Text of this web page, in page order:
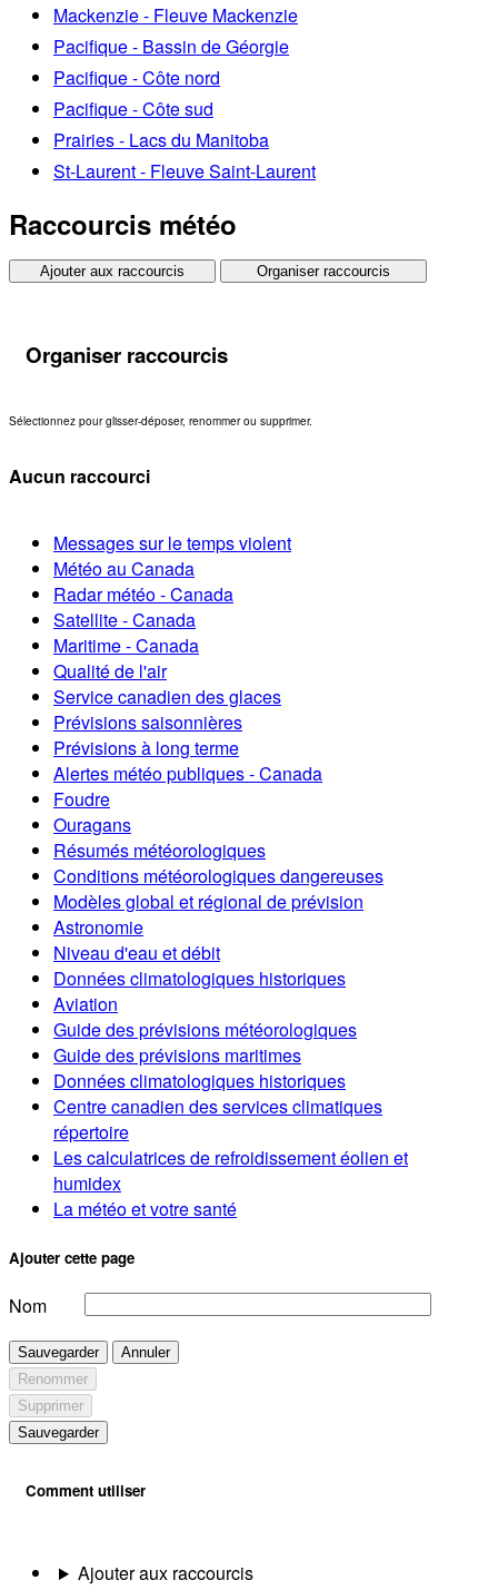
Mackenzie - Fleuve Mackenzie
Pacifique - Bassin de Géorgie
Pacifique - Côte nord
Pacifique - Côte sud
Prairies - Lacs du Manitoba
St-Laurent - Fleuve Saint-Laurent
Raccourcis météo
Ajouter aux raccourcis Organiser raccourcis
Organiser raccourcis
Sélectionnez pour glisser-déposer, renommer ou supprimer.
Aucun raccourci
Messages sur le temps violent
Météo au Canada
Radar météo - Canada
Satellite - Canada
Maritime - Canada
Qualité de l'air
Service canadien des glaces
Prévisions saisonnières
Prévisions à long terme
Alertes météo publiques - Canada
Foudre
Ouragans
Résumés météorologiques
Conditions météorologiques dangereuses
Modèles global et régional de prévision
Astronomie
Niveau d'eau et débit
Données climatologiques historiques
Aviation
Guide des prévisions météorologiques
Guide des prévisions maritimes
Données climatologiques historiques
Centre canadien des services climatiques
répertoire
Les calculatrices de refroidissement éolien et
humidex
La météo et votre santé
Ajouter cette page
Nom
Sauvegarder
Annuler
Renommer
Supprimer
Sauvegarder
Comment utiliser
Ajouter aux raccourcis